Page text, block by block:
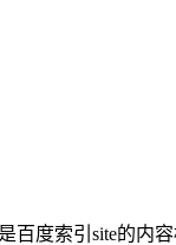
度索引site的内